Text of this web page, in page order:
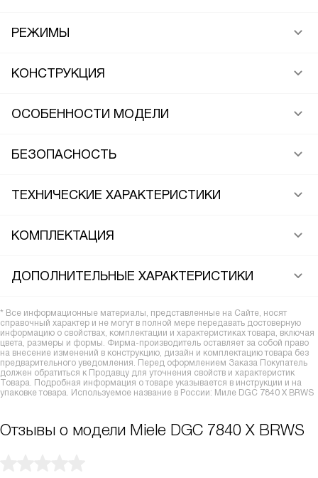
РЕЖИМЫ
КОНСТРУКЦИЯ
ОСОБЕННОСТИ МОДЕЛИ
БЕЗОПАСНОСТЬ
ТЕХНИЧЕСКИЕ ХАРАКТЕРИСТИКИ
КОМПЛЕКТАЦИЯ
ДОПОЛНИТЕЛЬНЫЕ ХАРАКТЕРИСТИКИ
* Все информационные материалы, представленные на Сайте, носят
справочный характер и не могут в полной мере передавать достоверную
информацию о свойствах, комплектации и характеристиках товара, включая
цвета, размеры и формы. Фирма-производитель оставляет за собой право
на внесение изменений в конструкцию, дизайн и комплектацию товара без
предварительного уведомления. Перед оформлением Заказа Покупатель
должен обратиться к Продавцу для уточнения свойств и характеристик
Товара. Подробная информация о товаре указывается в инструкции и на
упаковке товара. Используемое название в России: Миле DGC 7840 X BRWS
Отзывы о модели Miele DGC 7840 X BRWS